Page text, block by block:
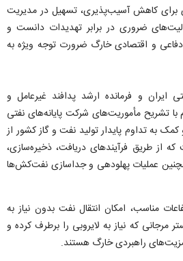
برای کاهش آسیب‌پذیری، تسهیل در مدیریت
ضروری در برابر تهدیدات دانست و
دفاعی و اقتصادی خارگ ضرورت توجه ویژه به
ایران و فرمانده ارشد پدافند غیرعامل و
تشریح مأموریت‌های شرکت پایانه‌های نفتی
به تداوم پایدار تولید نفت و گاز کشور از
طریق فرآیند‌های دریافت، ذخیره‌سازی،
عملیات پهلودهی و جداسازی نفت‌کش‌ها
مناسب، امکان انتقال نفت بدون نیاز به
مرجانی که نیاز به لایروبی را برطرف کرده و
مزیت‌های راهبردی خارگ هستند.